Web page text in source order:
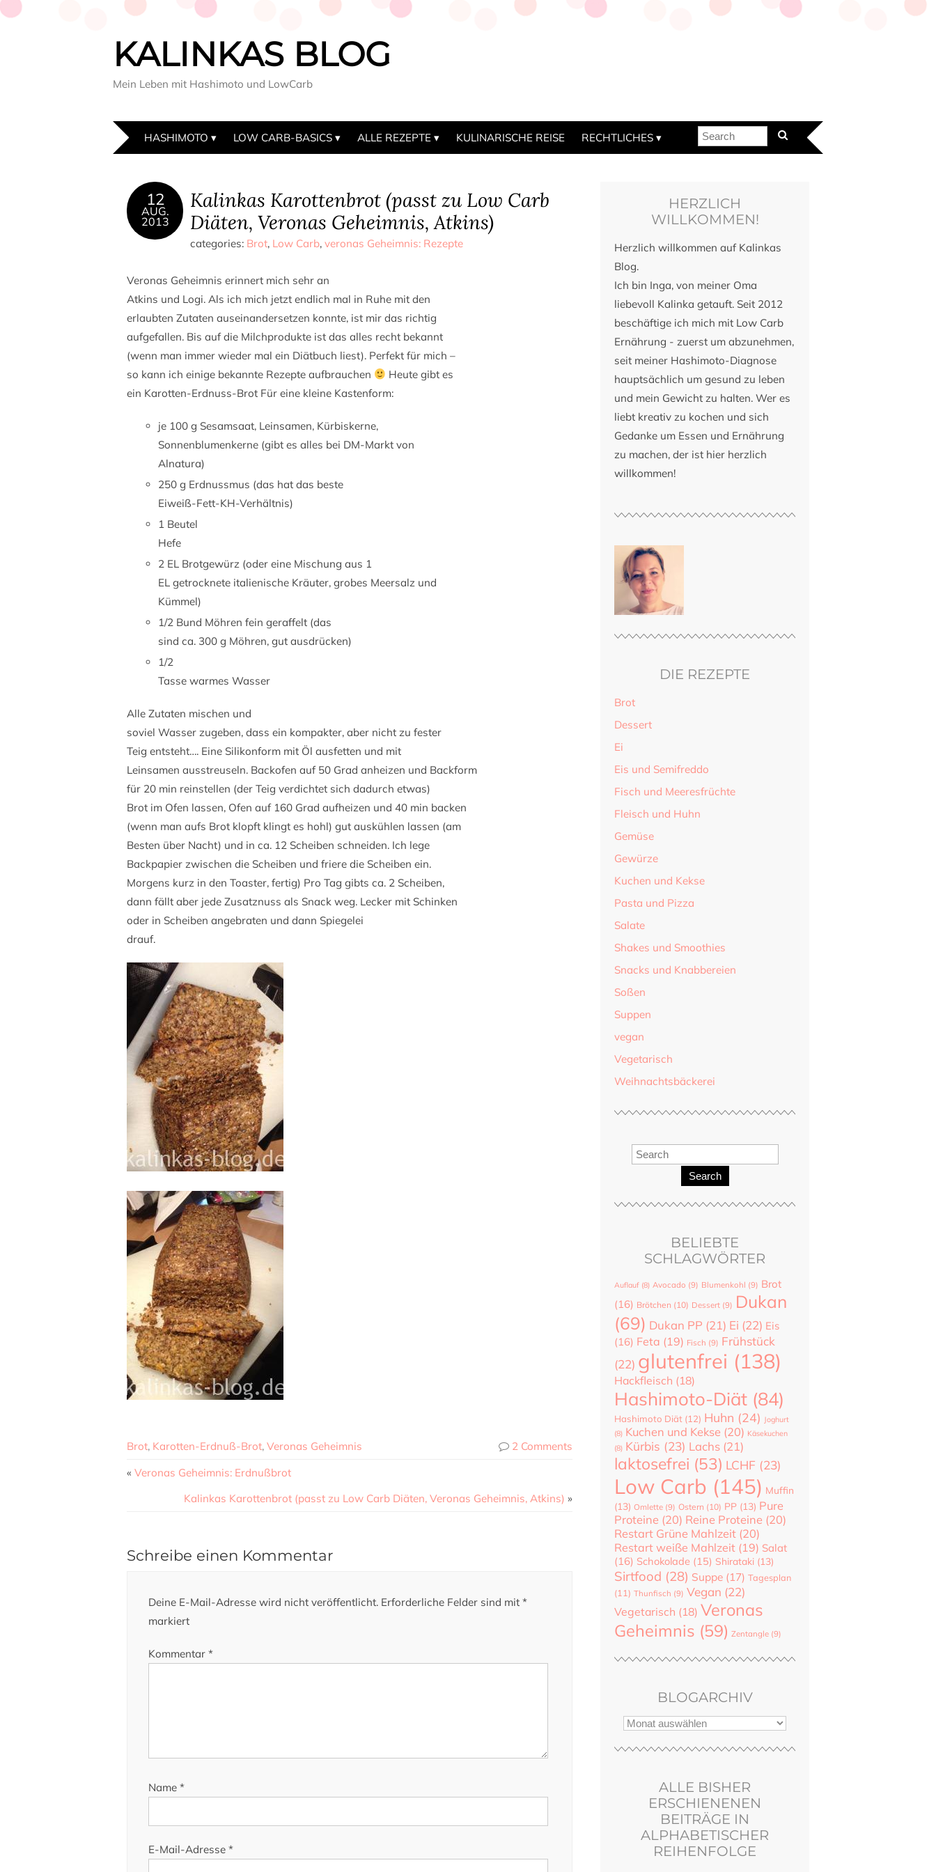
KALINKAS BLOG
Mein Leben mit Hashimoto und LowCarb
HASHIMOTO LOW CARB-BASICS ALLE REZEPTE KULINARISCHE REISE RECHTLICHES
12
AUG.
2013
Kalinkas Karottenbrot (passt zu Low Carb
Diäten, Veronas Geheimnis, Atkins)
categories: Brot, Low Carb, veronas Geheimnis: Rezepte
Veronas Geheimnis erinnert mich sehr an
Atkins und Logi. Als ich mich jetzt endlich mal in Ruhe mit den
erlaubten Zutaten auseinandersetzen konnte, ist mir das richtig
aufgefallen. Bis auf die Milchprodukte ist das alles recht bekannt
(wenn man immer wieder mal ein Diätbuch liest). Perfekt für mich –
so kann ich einige bekannte Rezepte aufbrauchen
Heute gibt es
ein Karotten-Erdnuss-Brot Für eine kleine Kastenform:
je 100 g Sesamsaat, Leinsamen, Kürbiskerne,
Sonnenblumenkerne (gibt es alles bei DM-Markt von
Alnatura)
250 g Erdnussmus (das hat das beste
Eiweiß-Fett-KH-Verhältnis)
1 Beutel
Hefe
2 EL Brotgewürz (oder eine Mischung aus 1
EL getrocknete italienische Kräuter, grobes Meersalz und
Kümmel)
1/2 Bund Möhren fein geraffelt (das
sind ca. 300 g Möhren, gut ausdrücken)
1/2
Tasse warmes Wasser
Alle Zutaten mischen und
soviel Wasser zugeben, dass ein kompakter, aber nicht zu fester
Teig entsteht…. Eine Silikonform mit Öl ausfetten und mit
Leinsamen ausstreuseln. Backofen auf 50 Grad anheizen und Backform
für 20 min reinstellen (der Teig verdichtet sich dadurch etwas)
Brot im Ofen lassen, Ofen auf 160 Grad aufheizen und 40 min backen
(wenn man aufs Brot klopft klingt es hohl) gut auskühlen lassen (am
Besten über Nacht) und in ca. 12 Scheiben schneiden. Ich lege
Backpapier zwischen die Scheiben und friere die Scheiben ein.
Morgens kurz in den Toaster, fertig) Pro Tag gibts ca. 2 Scheiben,
dann fällt aber jede Zusatznuss als Snack weg. Lecker mit Schinken
oder in Scheiben angebraten und dann Spiegelei
drauf.
Brot, Karotten-Erdnuß-Brot, Veronas Geheimnis
2 Comments
« Veronas Geheimnis: Erdnußbrot
Kalinkas Karottenbrot (passt zu Low Carb Diäten, Veronas Geheimnis, Atkins) »
Schreibe einen Kommentar
Deine E-Mail-Adresse wird nicht veröffentlicht. Erforderliche Felder sind mit *
markiert
Kommentar *
Name *
E-Mail-Adresse *
HERZLICH
WILLKOMMEN!
Herzlich willkommen auf Kalinkas
Blog.
Ich bin Inga, von meiner Oma
liebevoll Kalinka getauft. Seit 2012
beschäftige ich mich mit Low Carb
Ernährung - zuerst um abzunehmen,
seit meiner Hashimoto-Diagnose
hauptsächlich um gesund zu leben
und mein Gewicht zu halten. Wer es
liebt kreativ zu kochen und sich
Gedanke um Essen und Ernährung
zu machen, der ist hier herzlich
willkommen!
DIE REZEPTE
Brot
Dessert
Ei
Eis und Semifreddo
Fisch und Meeresfrüchte
Fleisch und Huhn
Gemüse
Gewürze
Kuchen und Kekse
Pasta und Pizza
Salate
Shakes und Smoothies
Snacks und Knabbereien
Soßen
Suppen
vegan
Vegetarisch
Weihnachtsbäckerei
Search
BELIEBTE
SCHLAGWÖRTER
Auflauf (8) Avocado (9) Blumenkohl (9) Brot
(16) Brötchen (10) Dessert (9) Dukan
(69) Dukan PP (21) Ei (22) Eis
(16) Feta (19) Fisch (9) Frühstück
(22) glutenfrei (138)
Hackfleisch (18)
Hashimoto-Diät (84)
Hashimoto Diät (12) Huhn (24) Joghurt
(8) Kuchen und Kekse (20) Käsekuchen
(8) Kürbis (23) Lachs (21)
laktosefrei (53) LCHF (23)
Low Carb (145) Muffin
(13) Omlette (9) Ostern (10) PP (13) Pure
Proteine (20) Reine Proteine (20)
Restart Grüne Mahlzeit (20)
Restart weiße Mahlzeit (19) Salat
(16) Schokolade (15) Shirataki (13)
Sirtfood (28) Suppe (17) Tagesplan
(11) Thunfisch (9) Vegan (22)
Vegetarisch (18) Veronas
Geheimnis (59) Zentangle (9)
BLOGARCHIV
ALLE BISHER
ERSCHIENENEN
BEITRÄGE IN
ALPHABETISCHER
REIHENFOLGE